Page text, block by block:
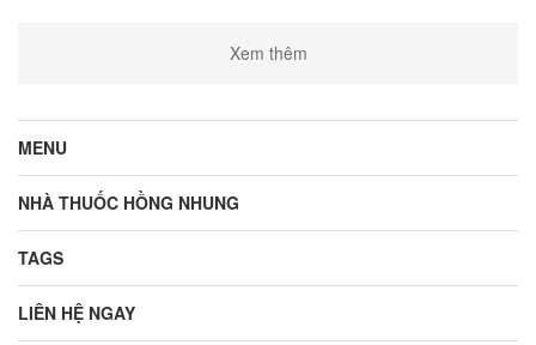
Xem thêm
MENU
NHÀ THUỐC HỒNG NHUNG
TAGS
LIÊN HỆ NGAY